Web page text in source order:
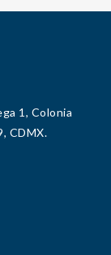
1, Colonia
CDMX.